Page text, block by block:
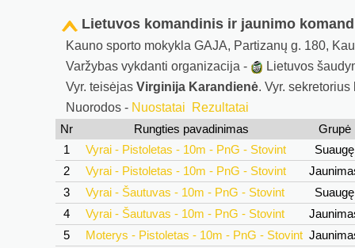
Lietuvos komandinis ir jaunimo
Kauno sporto mokykla GAJA, Partizanų g. 180,
Varžybas vykdanti organizacija -
Lietuvos
Vyr. teisėjas Virginija Karandienė. Vyr. sekretorius
Nuorodos - Nuostatai
Rezultatai
Nr
Rungties pavadinimas
Grupė
1
Vyrai - Pistoletas - 10m - PnG - Stovint
2
Vyrai - Pistoletas - 10m - PnG - Stovint
3
Vyrai - Šautuvas - 10m - PnG - Stovint
4
Vyrai - Šautuvas - 10m - PnG - Stovint
5
Moterys - Pistoletas - 10m - PnG - Stovint